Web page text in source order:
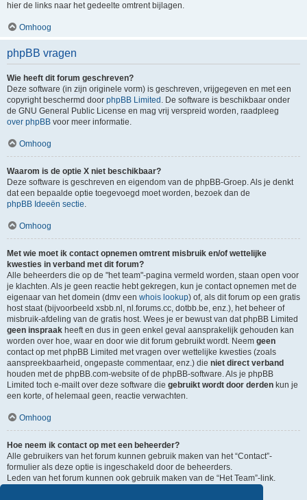
hier de links naar het gedeelte omtrent bijlagen.
Omhoog
phpBB vragen
Wie heeft dit forum geschreven?
Deze software (in zijn originele vorm) is geschreven, vrijgegeven en met een
copyright beschermd door phpBB Limited . De software is beschikbaar onder
de GNU General Public License en mag vrij verspreid worden, raadpleeg
over phpBB voor meer informatie.
Omhoog
Waarom is de optie X niet beschikbaar?
Deze software is geschreven en eigendom van de phpBB-Groep. Als je denkt
dat een bepaalde optie toegevoegd moet worden, bezoek dan de
phpBB Ideeën sectie.
Omhoog
Met wie moet ik contact opnemen omtrent misbruik en/of wettelijke
kwesties in verband met dit forum?
Alle beheerders die op de "het team"-pagina vermeld worden, staan open voor
je klachten. Als je geen reactie hebt gekregen, kun je contact opnemen met de
eigenaar van het domein (dmv een whois lookup) of, als dit forum op een gratis
host staat (bijvoorbeeld xsbb.nl, nl.forums.cc, dotbb.be, enz.), het beheer of
misbruik-afdeling van de gratis host. Wees je er bewust van dat phpBB Limited
geen inspraak heeft en dus in geen enkel geval aansprakelijk gehouden kan
worden over hoe, waar en door wie dit forum gebruikt wordt. Neem geen
contact op met phpBB Limited met vragen over wettelijke kwesties (zoals
aanspreekbaarheid, ongepaste commentaar, enz.) die niet direct verband
houden met de phpBB.com-website of de phpBB-software. Als je phpBB
Limited toch e-mailt over deze software die gebruikt wordt door derden kun je
een korte, of helemaal geen, reactie verwachten.
Omhoog
Hoe neem ik contact op met een beheerder?
Alle gebruikers van het forum kunnen gebruik maken van het “Contact”-
formulier als deze optie is ingeschakeld door de beheerders.
Leden van het forum kunnen ook gebruik maken van de “Het Team”-link.